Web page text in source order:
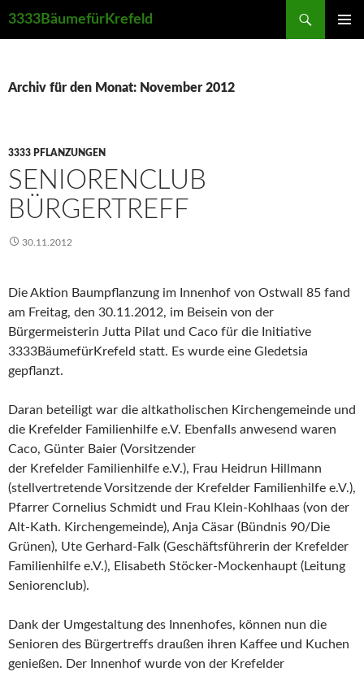
3333BäumefürKrefeld
Archiv für den Monat: November 2012
3333 PFLANZUNGEN
SENIORENCLUB
BÜRGERTREFF
30.11.2012
Die Aktion Baumpflanzung im Innenhof von Ostwall 85 fand
am Freitag, den 30.11.2012, im Beisein von der
Bürgermeisterin Jutta Pilat und Caco für die Initiative
3333BäumefürKrefeld statt. Es wurde eine Gledetsia
gepflanzt.
Daran beteiligt war die altkatholischen Kirchengemeinde und
die Krefelder Familienhilfe e.V. Ebenfalls anwesend waren
Caco, Günter Baier (Vorsitzender
der Krefelder Familienhilfe e.V.), Frau Heidrun Hillmann
(stellvertretende Vorsitzende der Krefelder Familienhilfe e.V.),
Pfarrer Cornelius Schmidt und Frau Klein-Kohlhaas (von der
Alt-Kath. Kirchengemeinde), Anja Cäsar (Bündnis 90/Die
Grünen), Ute Gerhard-Falk (Geschäftsführerin der Krefelder
Familienhilfe e.V.), Elisabeth Stöcker-Mockenhaupt (Leitung
Seniorenclub).
Dank der Umgestaltung des Innenhofes, können nun die
Senioren des Bürgertreffs draußen ihren Kaffee und Kuchen
genießen. Der Innenhof wurde von der Krefelder